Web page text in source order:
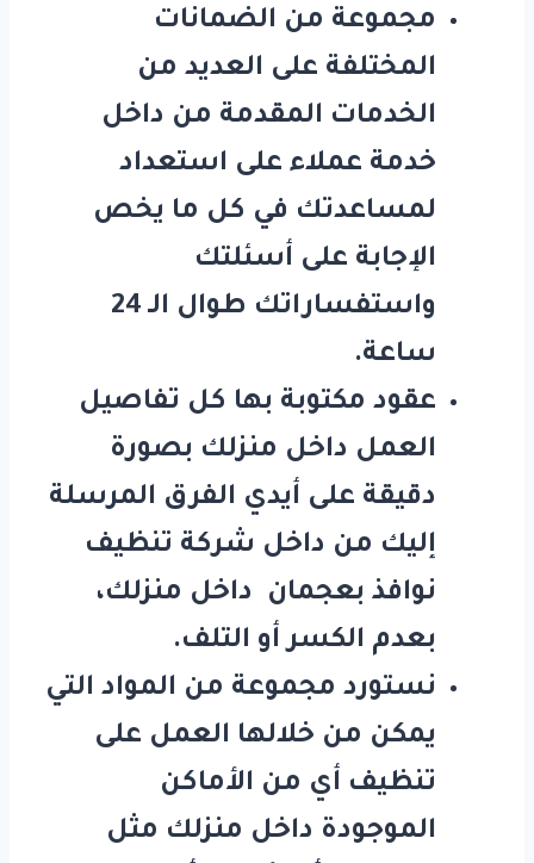
مجموعة من الضمانات
المختلفة على العديد من
الخدمات المقدمة من داخل
خدمة عملاء على استعداد
لمساعدتك في كل ما يخص
الإجابة على أسئلتك
واستفساراتك طوال الـ 24
ساعة.
عقود مكتوبة بها كل تفاصيل
العمل داخل منزلك بصورة
دقيقة على أيدي الفرق المرسلة
إليك من داخل شركة تنظيف
نوافذ بعجمان
داخل منزلك،
بعدم الكسر أو التلف.
نستورد مجموعة من المواد التي
يمكن من خلالها العمل على
تنظيف أي من الأماكن
الموجودة داخل منزلك مثل